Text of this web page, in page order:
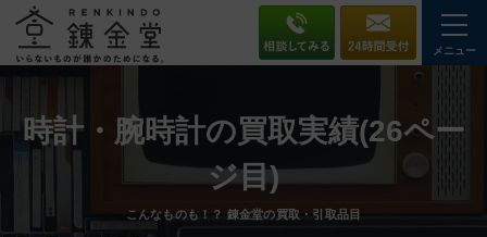
メニュー
時計・腕時計の買取実績(26ペー
ジ目)
こんなものも！？ 錬金堂の買取・引取品目